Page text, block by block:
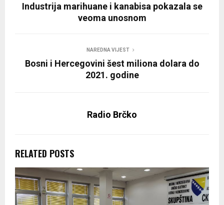
Industrija marihuane i kanabisa pokazala se
veoma unosnom
NAREDNA VIJEST
Bosni i Hercegovini šest miliona dolara do
2021. godine
Radio Brčko
RELATED POSTS